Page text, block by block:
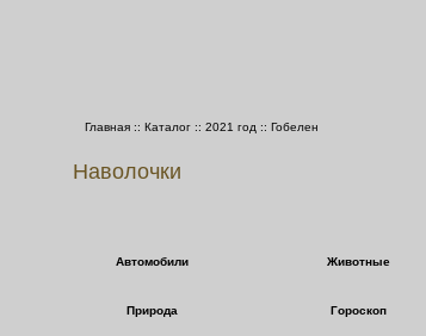
Главная :: Каталог :: 2021 год :: Гобелен
Наволочки
Автомобили Животные
Природа Гороскоп